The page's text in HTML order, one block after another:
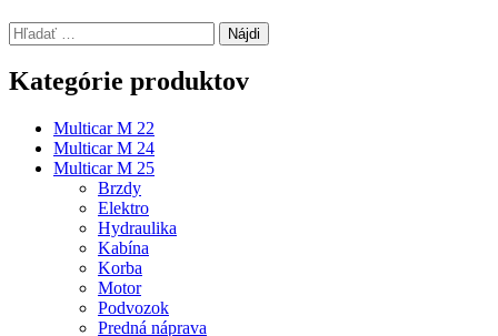
Hľadať:
Kategórie produktov
Multicar M 22
Multicar M 24
Multicar M 25
Brzdy
Elektro
Hydraulika
Kabína
Korba
Motor
Podvozok
Predná náprava